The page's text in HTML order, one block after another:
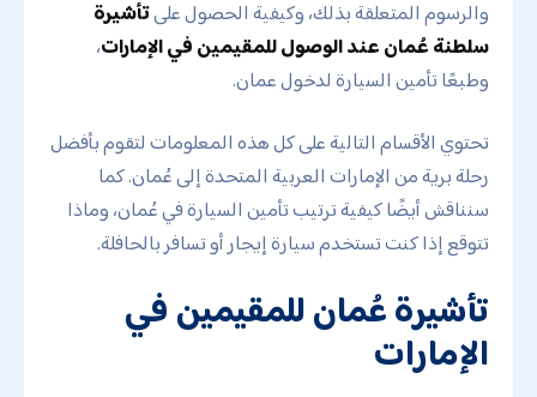
والرسوم المتعلقة بذلك، وكيفية الحصول علىتأشيرة
سلطنة عُمان عند الوصول للمقيمين في الإمارات،
وطبعًا تأمين السيارة لدخول عمان.
تحتوي الأقسام التالية على كل هذه المعلومات لتقوم بأفضل
رحلة برية من الإمارات العربية المتحدة إلى عُمان. كما
سنناقش أيضًا كيفية ترتيب تأمين السيارة في عُمان، وماذا
تتوقع إذا كنت تستخدم سيارة إيجار أو تسافر بالحافلة.
تأشيرة عُمان للمقيمين في
الإمارات